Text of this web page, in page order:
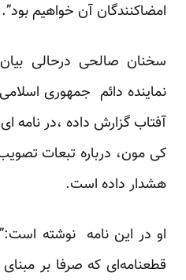
امضاکنندگان آن خواهیم بود”.
سخنان صالحی درحالی
نماینده دائم جمهوری
آفتاب گزارش داده ،در نامه
کی مون، درباره تبعات
هشدار داده است.
او در این نامه نوشته
قطعنامه‌ای که صرفا بر